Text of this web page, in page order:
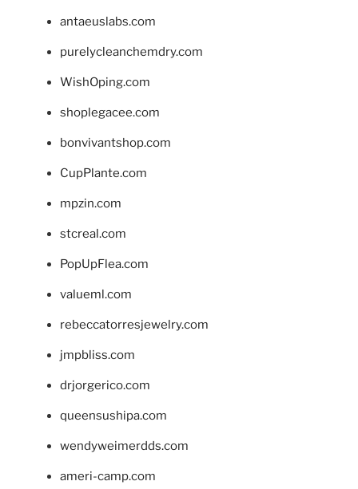
antaeuslabs.com
purelycleanchemdry.com
WishOping.com
shoplegacee.com
bonvivantshop.com
CupPlante.com
mpzin.com
stcreal.com
PopUpFlea.com
valueml.com
rebeccatorresjewelry.com
jmpbliss.com
drjorgerico.com
queensushipa.com
wendyweimerdds.com
ameri-camp.com